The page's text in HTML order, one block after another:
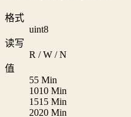
格式
uint8
读写
R / W / N
值
55 Min
1010 Min
1515 Min
2020 Min